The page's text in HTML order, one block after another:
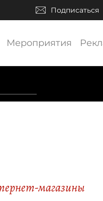
Подписаться
Мероприятия
магазины